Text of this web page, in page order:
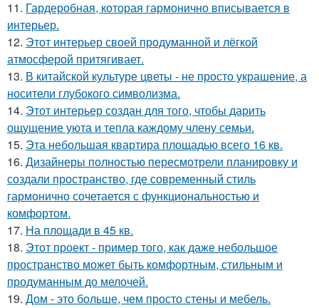
11. Гардеробная, которая гармонично вписывается в
интерьер.
12. Этот интерьер своей продуманной и лёгкой
атмосферой притягивает.
13. В китайской культуре цветы - не просто украшение, а
носители глубокого символизма.
14. Этот интерьер создан для того, чтобы дарить
ощущение уюта и тепла каждому члену семьи.
15. Эта небольшая квартира площадью всего 16 кв.
16. Дизайнеры полностью пересмотрели планировку и
создали пространство, где современный стиль
гармонично сочетается с функциональностью и
комфортом.
17. На площади в 45 кв.
18. Этот проект - пример того, как даже небольшое
пространство может быть комфортным, стильным и
продуманным до мелочей.
19. Дом - это больше, чем просто стены и мебель.